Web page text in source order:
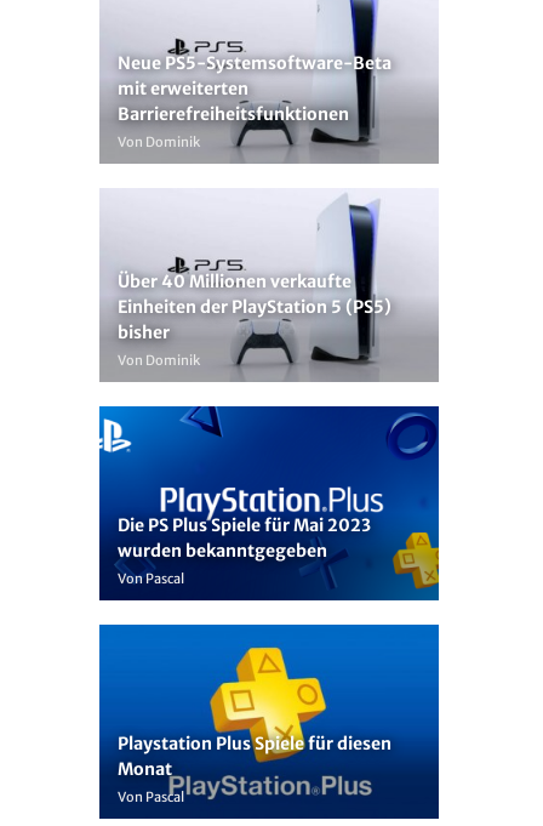
Neue PS5-Systemsoftware-Beta
mit erweiterten
Barrierefreiheitsfunktionen
Von Dominik
Über 40 Millionen verkaufte
Einheiten der PlayStation 5 (PS5)
bisher
Von Dominik
Die PS Plus Spiele für Mai 2023
wurden bekanntgegeben
Von Pascal
Playstation Plus Spiele für diesen
Monat
Von Pascal